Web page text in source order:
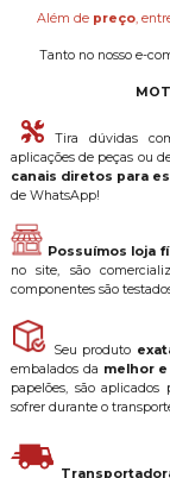
Além de preço,
Tanto no nosso e-
Tira dúvidas
aplicações de peças ou
canais diretos para
de WhatsApp!
Possuímos loja
no site, são
componentes são
Seu produto
embalados da melhor
papelões, são
sofrer durante o